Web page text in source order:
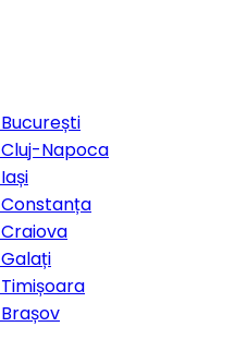
București
Cluj-Napoca
Iași
Constanța
Craiova
Galați
Timișoara
Brașov